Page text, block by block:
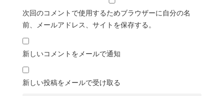
次回のコメントで使用するためブラウザーに自分の名
前、メールアドレス、サイトを保存する。
新しいコメントをメールで通知
新しい投稿をメールで受け取る